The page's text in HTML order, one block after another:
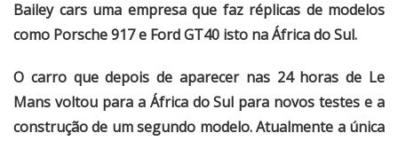
Bailey cars uma empresa que faz réplicas de modelos
como Porsche 917 e Ford GT40 isto na África do Sul.
O carro que depois de aparecer nas 24 horas de Le
Mans voltou para a África do Sul para novos testes e a
construção de um segundo modelo. Atualmente a única